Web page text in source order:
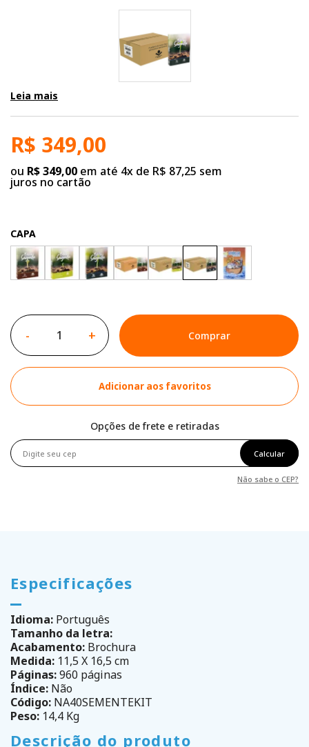
Leia mais
R$ 349,00
ou R$ 349,00 em até 4x de R$ 87,25 sem
juros no cartão
CAPA
- + Comprar
Adicionar aos favoritos
Opções de frete e retiradas
Calcular
Não sabe o CEP?
Especificações
Idioma: Português
Tamanho da letra:
Acabamento: Brochura
Medida: 11,5 X 16,5 cm
Páginas:960 páginas
Índice: Não
Código: NA40SEMENTEKIT
Peso: 14,4 Kg
Descrição do produto